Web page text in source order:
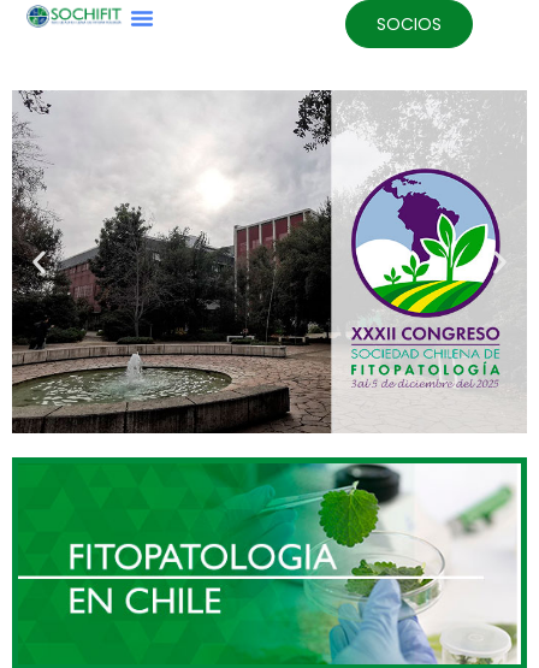
SOCIOS
CONGRESO SOCHIFIT
2025
Universidad Cátolica, Campus San
Joaquín, Santiago, 03 al 05 de
Diciembre 2025